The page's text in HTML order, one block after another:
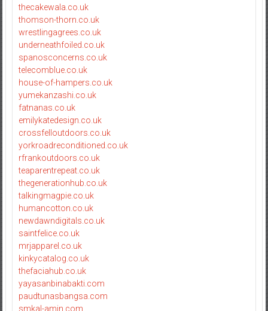
thecakewala.co.uk
thomson-thorn.co.uk
wrestlingagrees.co.uk
underneathfoiled.co.uk
spanosconcerns.co.uk
telecomblue.co.uk
house-of-hampers.co.uk
yumekanzashi.co.uk
fatnanas.co.uk
emilykatedesign.co.uk
crossfelloutdoors.co.uk
yorkroadreconditioned.co.uk
rfrankoutdoors.co.uk
teaparentrepeat.co.uk
thegenerationhub.co.uk
talkingmagpie.co.uk
humancotton.co.uk
newdawndigitals.co.uk
saintfelice.co.uk
mrjapparel.co.uk
kinkycatalog.co.uk
thefaciahub.co.uk
yayasanbinabakti.com
paudtunasbangsa.com
smkal-amin.com